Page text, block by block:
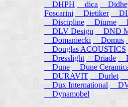
DHPH
dica
Foscarini
Dietiker
Discipline
Diurne
DLV Design
DND
Domaniecki
Domus
Douglas ACOUSTICS
Dresslight Driade
Dune
Dune
DURAVIT
Durlet
Dux International
Dynamobel